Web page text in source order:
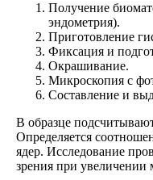
Получение
эндометрия).
Приготовление
Фиксация и
Окрашивание.
Микроскопия с
Составление и
В образце
Определяется
ядер. Исследование
зрения при увеличении